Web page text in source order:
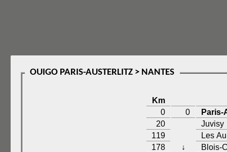
OUIGO PARIS-AUSTERLITZ > NANTES
Km
0
0
Paris-
20
↓
Juvisy
119
Les
178
Blois-